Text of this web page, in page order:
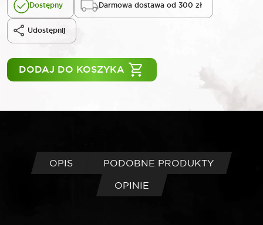
Dostępny Darmowa dostawa od 300 zł
Udostępnij
DODAJ DO KOSZYKA
OPIS
PODOBNE PRODUKTY
OPINIE